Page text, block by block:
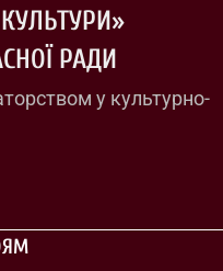
РАДИ
у культурно-